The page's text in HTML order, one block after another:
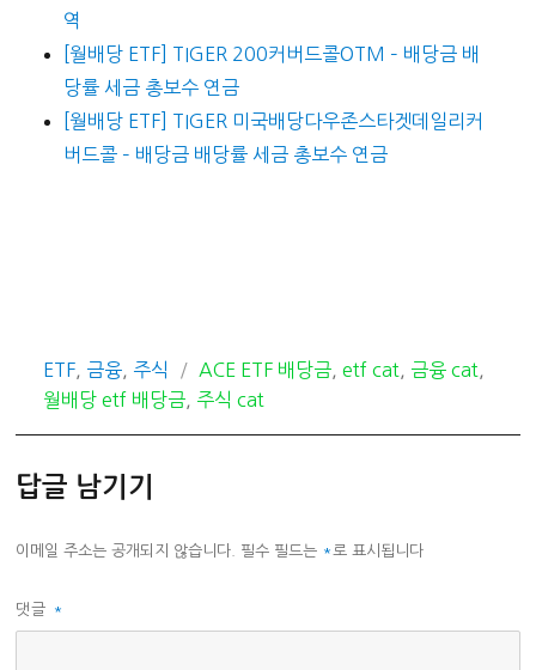
역
[월배당 ETF] TIGER 200커버드콜OTM – 배당금 배
당률 세금 총보수 연금
[월배당 ETF] TIGER 미국배당다우존스타겟데일리커
버드콜 – 배당금 배당률 세금 총보수 연금
카
테
ETF, 금융, 주식
태
그
ACE ETF 배당금, etf cat, 금융 cat,
월배당 etf 배당금, 주식 cat
답글 남기기
이메일 주소는 공개되지 않습니다. 필수 필드는 *로 표시됩니다
댓글 *